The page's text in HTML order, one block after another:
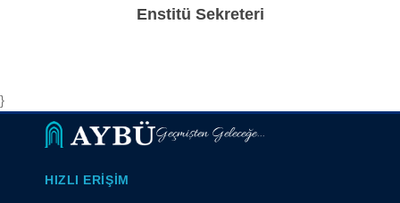
Enstitü Sekreteri
}
Geçmişten Geleceğe...
HIZLI ERIŞIM